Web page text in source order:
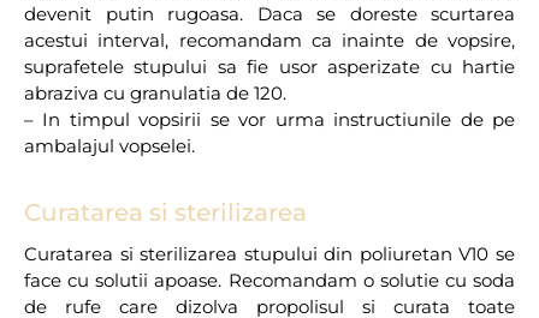
devenit putin rugoasa. Daca se doreste scurtarea
acestui interval, recomandam ca inainte de vopsire,
suprafetele stupului sa fie usor asperizate cu hartie
abraziva cu granulatia de 120.
– In timpul vopsirii se vor urma instructiunile de pe
ambalajul vopselei.
Curatarea si sterilizarea
Curatarea si sterilizarea stupului din poliuretan V10 se
face cu solutii apoase. Recomandam o solutie cu soda
de rufe care dizolva propolisul si curata toate